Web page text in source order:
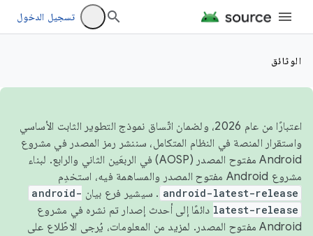
تسجيل الدخول
الوثائق
اعتبارًا من عام 2026، ولضمان اتّساق نموذج التطوير الثابت الأساسي
واستقرار المنصة في النظام المتكامل، سننشر رمز المصدر في مشروع
Android مفتوح المصدر (AOSP) في الربعَين الثاني والرابع. لبناء
مشروع Android مفتوح المصدر والمساهمة فيه، استخدِم
android-latest-release . سيشير فرع بيان android-
latest-release دائمًا إلى أحدث إصدار تم نشره في مشروع
Android مفتوح المصدر. لمزيد من المعلومات، يُرجى الاطّلاع على